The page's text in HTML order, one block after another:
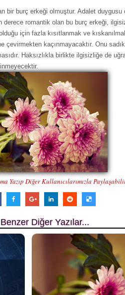
bir burç erkeği olmuştur. Adalet duygusu
derece romantik olan bu burç erkeği,
için fazla kısıtlanmak ve
çevirmekten kaçınmayacaktır. Onu
Haksızlıkla birlikte ilgisizliğe de
Yazıp Diğer Kullanıcılarımızla
Diğer Yazılar...